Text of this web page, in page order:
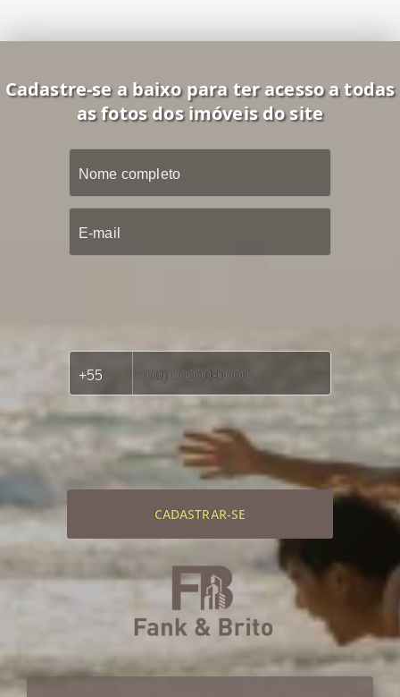
Cadastre-se a baixo para ter acesso a todas
as fotos dos imóveis do site
CADASTRAR-SE